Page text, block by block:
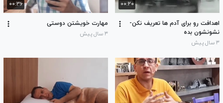
۰۰:۲۰
اهدافت رو برای آدم ها تعریف نکن-
نشونشون بده
۳ سال پیش
۰۰:۳۶
مهارت خویشتن دوستی
۳ سال پیش